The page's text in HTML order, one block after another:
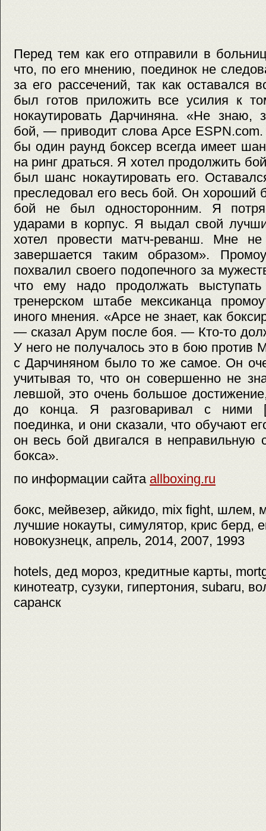
Перед тем как его отправили в
что, по его мнению, поединок не
за его рассечений, так как оставался
был готов приложить все усилия к
нокаутировать Дарчиняна. «Не знаю,
бой, — приводит слова Арсе
бы один раунд боксер всегда имеет
на ринг драться. Я хотел продолжить
был шанс нокаутировать его.
преследовал его весь бой. Он хороший
бой не был односторонним. Я
ударами в корпус. Я выдал свой
хотел провести матч-реванш. Мне не
завершается таким образом».
похвалил своего подопечного за
что ему надо продолжать
тренерском штабе мексиканца
иного мнения. «Арсе не знает, как
— сказал Арум после боя. — Кто-то
У него не получалось это в бою против
с Дарчиняном было то же самое. Он
учитывая то, что он совершенно не
левшой, это очень большое
до конца. Я разговаривал с ними
поединка, и они сказали, что обучают
он весь бой двигался в неправильную
бокса».
по информации сайта allboxing.ru
бокс, мейвезер, айкидо, mix fight, шлем,
лучшие нокауты, симулятор, крис берд,
новокузнецк, апрель, 2014, 2007, 1993
hotels, дед мороз, кредитные карты,
кинотеатр, сузуки, гипертония, subaru,
саранск